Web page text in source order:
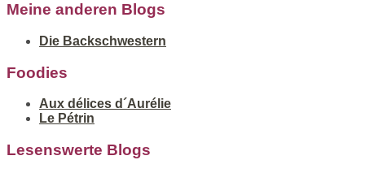
Meine anderen Blogs
Die Backschwestern
Foodies
Aux délices d´Aurélie
Le Pétrin
Lesenswerte Blogs